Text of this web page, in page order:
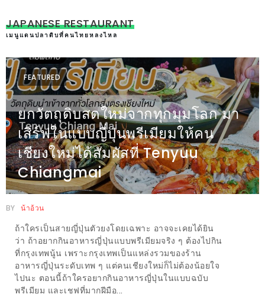
ทำ
อาหาร
ทาน
เอง?
SHOP
TOP
10
รีวิว
ร้าน
อาหาร
เข้า
ชม
มาก
ที่สุด
ประจำ
JAPANESE RESTAURANT
เมนูแดนปลาดิบที่คนไทยหลงไหล
FEATURED
ยกวัตถุดิบสดใหม่จากทุกมุมโลก มา
เสิร์ฟในแบบญี่ปุ่นพรีเมียมให้คน
เชียงใหม่ได้สัมผัสที่ Tenyuu
Chiangmai
BY น้าอ้วน
ถ้าใครเป็นสายญี่ปุ่นตัวยงโดยเฉพาะ อาจจะเคยได้ยิน
ว่า ถ้าอยากกินอาหารญี่ปุ่นแบบพรีเมียมจริง ๆ ต้องไปกิน
ที่กรุงเทพนู้น เพราะกรุงเทพเป็นแหล่งรวมของร้าน
อาหารญี่ปุ่นระดับเทพ ๆ แต่คนเชียงใหม่ก็ไม่ต้องน้อยใจ
ไปนะ ตอนนี้ถ้าใครอยากกินอาหารญี่ปุ่นในแบบฉบับ
พรีเมียม และเชฟที่มากฝีมือ...